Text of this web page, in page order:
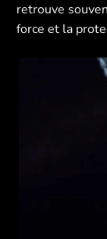
retrouve
force et la